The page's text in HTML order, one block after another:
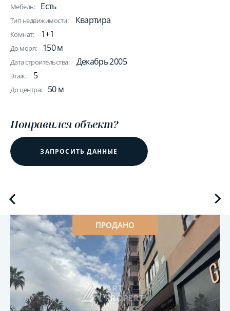
Мебель: Есть
Тип недвижимости: Квартира
Комнат: 1+1
До моря: 150 м
Дата строительства: Декабрь 2005
Этаж: 5
До центра: 50 м
Понравился объект?
ЗАПРОСИТЬ ДАННЫЕ
ПРОДАНО